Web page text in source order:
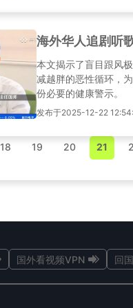
海外华人追剧听
本文揭示了盲目跟风
减越胖的恶性循环，
份必要的健康警示。
发布于2025-12-22
18 19 20 21
国外看视频VPN 回